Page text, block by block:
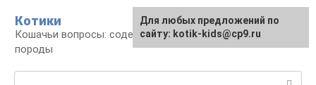
контенту
Котики
Кошачьи вопросы: содержание, лечение,
породы
Для любых предложений по
сайту: kotik-kids@cp9.ru